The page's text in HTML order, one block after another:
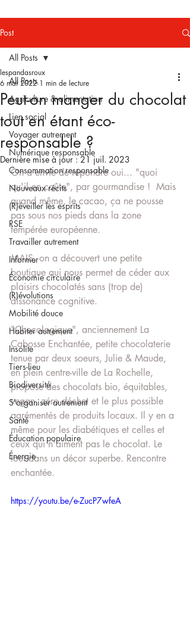
Post
All Posts
Agriculture & alimentation
Lien social
Voyager autrement
Numérique responsable
Consommation responsable
Nouveaux récits
(R)éveiller les esprits
RSE
Travailler autrement
Informer
Économie circulaire
(R)évolutions
Mobilité douce
Habiter autrement
Insolite
Tiers-lieu
Biodiversité
S'organiser autrement
Santé
Éducation populaire
Énergie
All Posts
Peut-on manger du chocolat
tout en étant éco-
responsable ?
lespandasroux
6 mai 2022 1 min de lecture
Dernière mise à jour :21 juil. 2023
On a envie de répondre oui... "quoi
qu'il en coûte", par gourmandise !  Mais
quand même, le cacao, ça ne pousse
pas sous nos pieds dans la zone
tempérée européenne.
MAIS, on a découvert une petite
boutique qui nous permet de céder aux
plaisirs chocolatés sans (trop de)
dissonance cognitive.
"Chocologique", anciennement La
Cabosse Enchantée, petite chocolaterie
tenue par deux soeurs, Julie & Maude,
en plein centre-ville de La Rochelle,
propose des chocolats bio, équitables,
vegan, zéro déchet et le plus possible
agrémentés de produits locaux. Il y en a
même pour les diabétiques et celles et
ceux qui n'aiment pas le chocolat. Le
tout dans un décor superbe. Rencontre
enchantée.
https://youtu.be/e-ZucP7wfeA